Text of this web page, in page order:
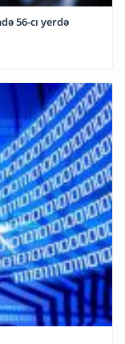
56-cı yerdə